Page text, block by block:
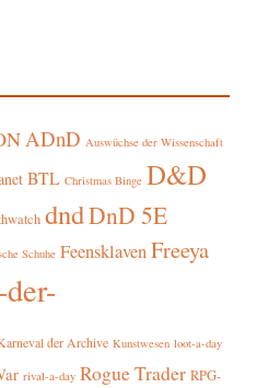
ADnD Auswüchse der Wissenschaft
BTL Christmas Binge D&D
dndDnD 5E
Schuhe FeensklavenFreeya
der Archive Kunstwesen loot-a-day
rival-a-day Rogue Trader RPG-